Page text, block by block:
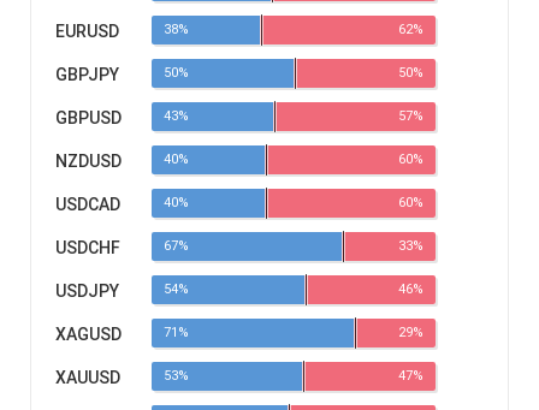
EURUSD 38% 62%
GBPJPY 50% 50%
GBPUSD 43% 57%
NZDUSD 40% 60%
USDCAD 40% 60%
USDCHF 67% 33%
USDJPY 54% 46%
XAGUSD 71% 29%
XAUUSD 53% 47%